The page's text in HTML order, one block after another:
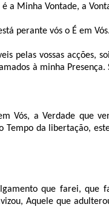
a Minha Vontade, a
perante vós o É em
pelas vossas acções,
à minha
Vós, a Verdade que
Tempo da libertação,
que farei, que
Aquele que